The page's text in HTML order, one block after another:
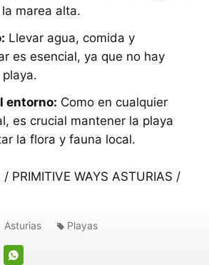
marea alta.
Llevar agua, comida y
es esencial, ya que no hay
entorno: Como en cualquier
es crucial mantener la playa
la flora y fauna local.
/ PRIMITIVE WAYS ASTURIAS /
Asturias Playas